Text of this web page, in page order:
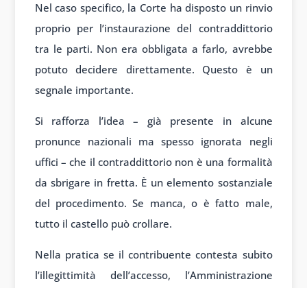
Nel caso specifico, la Corte ha disposto un rinvio
proprio per l’instaurazione del contraddittorio
tra le parti. Non era obbligata a farlo, avrebbe
potuto decidere direttamente. Questo è un
segnale importante.
Si rafforza l’idea – già presente in alcune
pronunce nazionali ma spesso ignorata negli
uffici – che il contraddittorio non è una formalità
da sbrigare in fretta. È un elemento sostanziale
del procedimento. Se manca, o è fatto male,
tutto il castello può crollare.
Nella pratica se il contribuente contesta subito
l’illegittimità dell’accesso, l’Amministrazione